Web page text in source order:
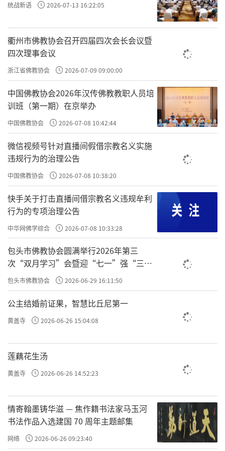
从忏悔效果的角度来说，对的人越多越好。
一般人犯了戒以后，通常是巴不得不要被人家知
道，可是戒律恰恰相反，就是要让人知道。
如果犯的过失很重，对一个人忏悔的效果就不
大，如果对着一亿人都敢说了，勇于忏悔了，大
约你心里就能把这件事彻底
了，忏悔也就很
统战新语 2026-07-13 16:22:05
衢州市佛教协会召开四届四次会长会议暨
四次理事会议
浙江省佛教协会 2026-07-09 09:00:00
中国佛教协会2026年汉传佛教教职人员培
训班（第一期）在京举办
中国佛教协会 2026-07-08 10:42:44
微信视频号针对直播间假借宗教名义实施
违规行为的治理公告
中国佛教协会 2026-07-08 10:38:20
快手关于打击直播间借宗教名义违规牟利
行为的专项治理公告
中华网佛学综合 2026-07-08 10:33:28
包头市佛教协会圆满举行2026年第三
次“双月学习”会暨迎“七一”强“三
爱”主题书画笔会
包头市佛教协会 2026-06-29 16:11:50
公主结婚前证果，智慧比丘尼第一
黄盖寺 2026-06-26 15:04:08
莲藕花生汤
黄盖寺 2026-06-26 14:52:23
情寄翰墨铸华滋 — 焦作籍书法家马玉河
书法作品入选建国 70 周年主题邮集
网络 2026-06-26 09:23:40